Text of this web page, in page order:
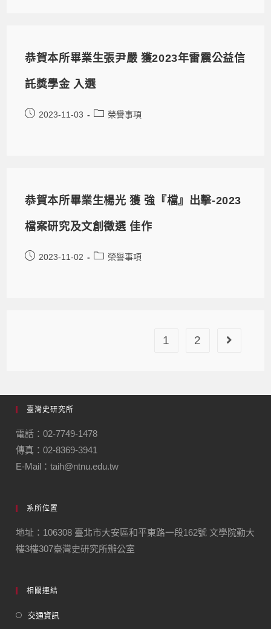
恭賀本所畢業生張尹嚴 獲2023年雷震公益信
託獎學金 入選
2023-11-03 榮譽事項
恭賀本所畢業生楊光 獲 強『檔』出擊-2023
檔案研究及文創徵選 佳作
2023-11-02 榮譽事項
1 2
臺灣史研究所
電話：02-7749-1478
傳真：02-8369-3941
E-Mail：taih@ntnu.edu.tw
系所位置
地址：106308 臺北市大安區和平東路一段162號 文學院勤大
樓3樓307臺灣史研究所辦公室
相關連結
交通資訊